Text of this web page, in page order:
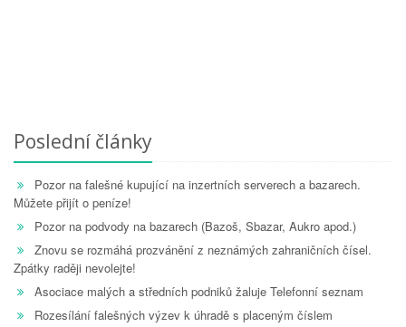
Poslední články
Pozor na falešné kupující na inzertních serverech a bazarech.
Můžete přijít o peníze!
Pozor na podvody na bazarech (Bazoš, Sbazar, Aukro apod.)
Znovu se rozmáhá prozvánění z neznámých zahraničních čísel.
Zpátky raději nevolejte!
Asociace malých a středních podniků žaluje Telefonní seznam
Rozesílání falešných výzev k úhradě s placeným číslem